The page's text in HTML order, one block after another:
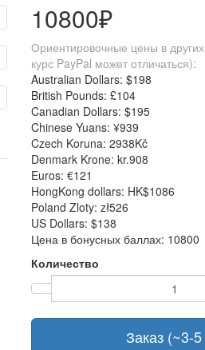
10800₽
Ориентировочные цены в
курс PayPal может отличаться):
Australian Dollars: $198
British Pounds: £104
Canadian Dollars: $195
Chinese Yuans: ¥939
Czech Koruna: 2938Kč
Denmark Krone: kr.908
Euros: €121
HongKong dollars: HK$1086
Poland Zloty: zł526
US Dollars: $138
Цена в бонусных баллах: 10800
Количество
Заказ (~3-